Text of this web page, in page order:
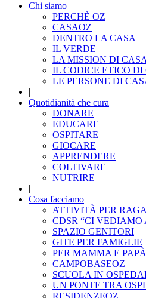
Chi siamo
PERCHÈ OZ
CASAOZ
DENTRO LA CASA
IL VERDE
LA MISSION DI
IL CODICE ETICO DI
LE PERSONE DI
|
Quotidianità che cura
DONARE
EDUCARE
OSPITARE
GIOCARE
APPRENDERE
COLTIVARE
NUTRIRE
|
Cosa facciamo
ATTIVITÀ PER
CDSR “CI VEDIAMO
SPAZIO GENITORI
GITE PER FAMIGLIE
PER MAMMA E PAPÀ
CAMPOBASEOZ
SCUOLA IN
UN PONTE TRA